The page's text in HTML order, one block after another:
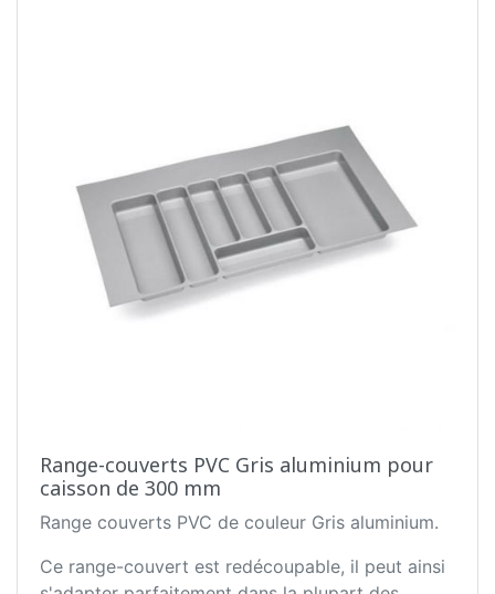
Range-couverts PVC Gris aluminium pour
caisson de 300 mm
Range couverts PVC de couleur Gris aluminium.
Ce range-couvert est redécoupable, il peut ainsi